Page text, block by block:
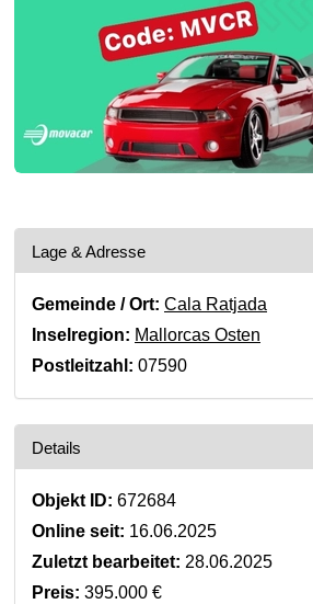
Lage & Adresse
Gemeinde / Ort: Cala Ratjada
Inselregion: Mallorcas Osten
Postleitzahl: 07590
Details
Objekt ID: 672684
Online seit: 16.06.2025
Zuletzt bearbeitet: 28.06.2025
Preis: 395.000 €